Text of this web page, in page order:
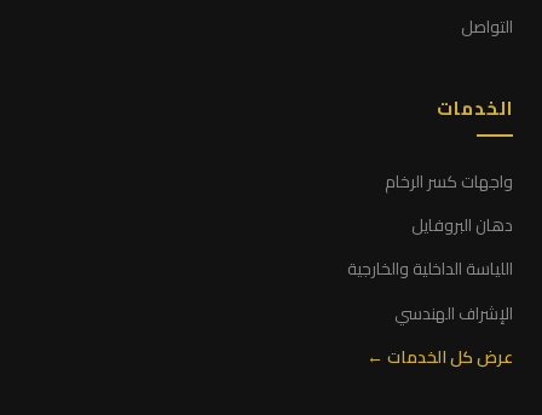
التواصل
الخدمات
واجهات كسر الرخام
دهان البروفايل
اللياسة الداخلية والخارجية
الإشراف الهندسي
عرض كل الخدمات ←